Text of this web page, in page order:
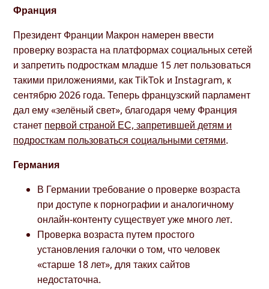
Франция
Президент Франции Макрон намерен ввести
проверку возраста на платформах социальных сетей
и запретить подросткам младше 15 лет пользоваться
такими приложениями, как TikTok и Instagram, к
сентябрю 2026 года. Теперь французский парламент
дал ему «зелёный свет», благодаря чему Франция
станет первой страной ЕС, запретившей детям и
подросткам пользоваться социальными сетями.
Германия
В Германии требование о проверке возраста
при доступе к порнографии и аналогичному
онлайн-контенту существует уже много лет.
Проверка возраста путем простого
установления галочки о том, что человек
«старше 18 лет», для таких сайтов
недостаточна.